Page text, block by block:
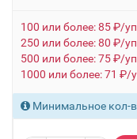
100 или более: 85 ₽/уп
250 или более: 80 ₽/уп
500 или более: 75 ₽/уп
1000 или более: 71 ₽/
Минимальное кол-